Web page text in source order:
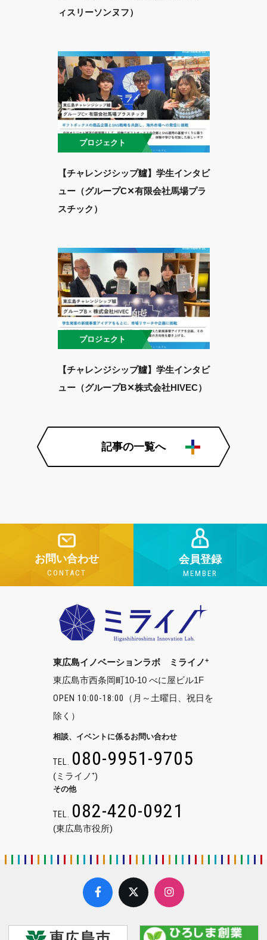
ィスリーソンヌフ）
プロジェクト
【チャレンジシップ艫】学生インタビ
ュー（グループC✕有限会社馬場プラ
スチック）
プロジェクト
【チャレンジシップ艫】学生インタビ
ュー（グループB✕株式会社HIVEC）
記事の一覧へ
お問い合わせ
CONTACT
会員登録
MEMBER
東広島イノベーションラボ ミライノ+
東広島市西条岡町10-10 べに屋ビル1F
OPEN 10:00-18:00
（月～土曜日、祝日を
除く）
相談、イベントに係るお問い合わせ
TEL. 080-9951-9705
(ミライノ⁺)
その他
TEL. 082-420-0921
(東広島市役所)